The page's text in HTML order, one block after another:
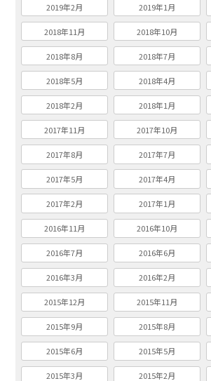
2019年2月 2019年1月
2018年11月 2018年10月
2018年8月 2018年7月
2018年5月 2018年4月
2018年2月 2018年1月
2017年11月 2017年10月
2017年8月 2017年7月
2017年5月 2017年4月
2017年2月 2017年1月
2016年11月 2016年10月
2016年7月 2016年6月
2016年3月 2016年2月
2015年12月 2015年11月
2015年9月 2015年8月
2015年6月 2015年5月
2015年3月 2015年2月